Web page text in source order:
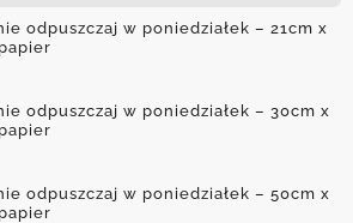
odpuszczaj w poniedziałek – 21cm x
odpuszczaj w poniedziałek – 30cm x
odpuszczaj w poniedziałek – 50cm x